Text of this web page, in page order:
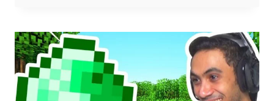
القرية
الغنية
والقرية
الفقيرة
!